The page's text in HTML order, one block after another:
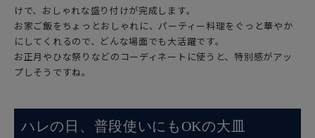
けで、おしゃれな盛り付けが完成します。
お家ご飯をちょっとおしゃれに、パーティー料理をぐっと華やか
にしてくれるので、どんな場面でも大活躍です。
お正月やひな祭りなどのコーディネートに使うと、特別感がアッ
プしそうですね。
ハレの日、普段使いにもOKの大皿